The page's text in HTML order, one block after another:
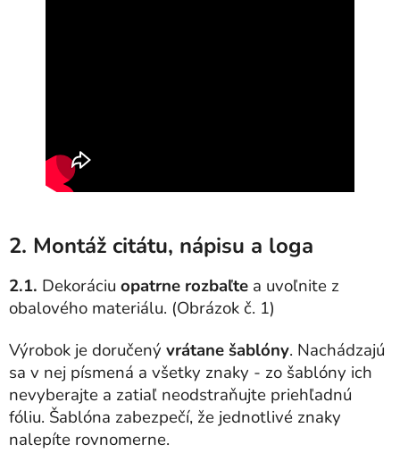
2. Montáž citátu, nápisu a loga
2.1. Dekoráciu opatrne rozbaľte a uvoľnite z
obalového materiálu. (Obrázok č. 1)
Výrobok je doručený vrátane šablóny. Nachádzajú
sa v nej písmená a všetky znaky - zo šablóny ich
nevyberajte a zatiaľ neodstraňujte priehľadnú
fóliu. Šablóna zabezpečí, že jednotlivé znaky
nalepíte rovnomerne.